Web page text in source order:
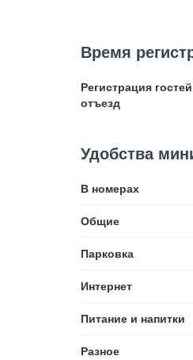
Время
Регистрация
отъезд
Удобства
В номерах
Общие
Парковка
Интернет
Питание и напитки
Разное